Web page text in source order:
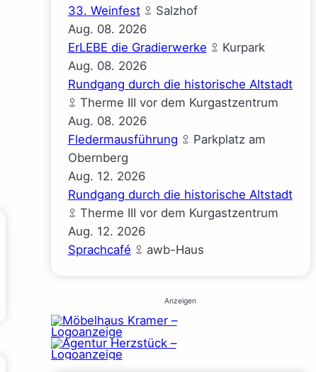
33. Weinfest
Salzhof
Aug. 08. 2026
ErLEBE die Gradierwerke
Kurpark
Aug. 08. 2026
Rundgang durch die historische Altstadt
Therme III vor dem Kurgastzentrum
Aug. 08. 2026
Fledermausführung
Parkplatz am
Obernberg
Aug. 12. 2026
Rundgang durch die historische Altstadt
Therme III vor dem Kurgastzentrum
Aug. 12. 2026
Sprachcafé
awb-Haus
Anzeigen